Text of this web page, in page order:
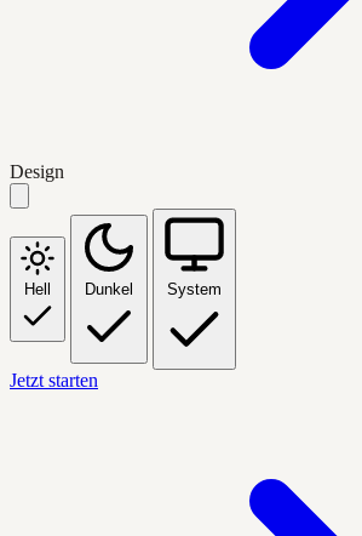
Design
Hell Dunkel System
Jetzt starten